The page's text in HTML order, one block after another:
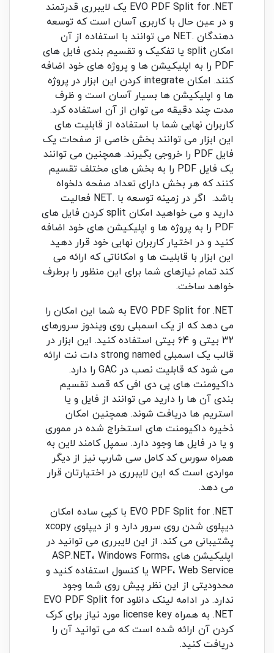
EVO PDF Split for .NET یک لایبرری قدرتمند
و در عین حال با کاربری آسان است که توسعه
دهندگان .NET می توانند با استفاده از آن
امکان split یا تفکیک و تقسیم بندی فایل های
PDF را به اپلیکیشن ها و پروژه های خود اضافه
کنند. امکان integrate کردن این ابزار در پروژه
ها و اپلیکیشن ها بسیار آسان است و ظرف
مدت چند دقیقه می توان از آن استفاده کرد.
کاربران نهایی شما با استفاده از قابلیت های
این ابزار می توانند بخش خاصی از صفحات یک
فایل PDF را خروجی بگیرند. همچنین می توانند
یک فایل PDF را به بخش های مختلف تقسیم
کنند که هر بخش دارای تعداد صفحه دلخواه
باشد. اگر در زمینه توسعه با .NET فعالیت
دارید و می خواهید امکان split کردن فایل های
PDF را به پروژه ها و اپلیکیشن های خود اضافه
کنید و در اختیار کاربران نهایی خود قرار دهید
این ابزار با قابلیت ها و امکاناتی که ارائه می
کند تمام نیازهای شما برای این منظور را برطرف
خواهد ساخت.
EVO PDF Split for .NET به شما این امکان را
می دهد که از یک اسمبلی روی ویندوز سرورهای
۳۲ بیتی و ۶۴ بیتی استفاده کنید. این ابزار در
قالب یک اسمبلی strong named دات نت ارائه
می شود که قابلیت نصب در GAC را دارد.
داکیومنت های پی دی افی که قصد تقسیم
بندی آن ها را دارید می توانند از فایل و یا
استریم ها دریافت شوند. همچنین امکان
ذخیره داکیومنت های استخراج شده در مموری
و یا در فایل ها وجود دارد. سمپل کامند لاین به
همراه سورس کد کامل سی شارپ نیز از دیگر
مواردی است که این لایبرری در اختیارتان قرار
می دهد.
EVO PDF Split for .NET با کپی ساده امکان
دیپلوی شدن روی سرور دارد و از دیپلوی xcopy
پشتیبانی می کند. از این لایبرری می توانید در
اپلیکیشن های ASP.NET، Windows Forms،
WPF، Web Service یا کنسول استفاده کنید و
محدودیتی از این نظر پیش روی شما وجود
ندارد. در ادامه لینک دانلود EVO PDF Split for
.NET به همراه license key مورد نیاز برای کرک
کردن آن ارائه شده است که می توانید آن را
دریافت کنید.